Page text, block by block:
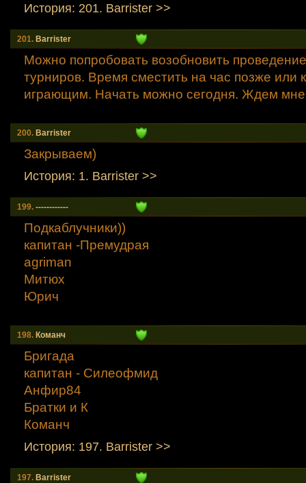
История: 201. Barrister >>
201. Barrister
Можно попробовать возобновить
турниров. Время сместить на час позже или
играющим. Начать можно сегодня. Ждем
200. Barrister
Закрываем)
История: 1. Barrister >>
199. ------------
Подкаблучники))
капитан -Премудрая
agriman
Митюх
Юрич
198. Команч
Бригада
капитан - Силеофмид
Анфир84
Братки и К
Команч
История: 197. Barrister >>
197. Barrister